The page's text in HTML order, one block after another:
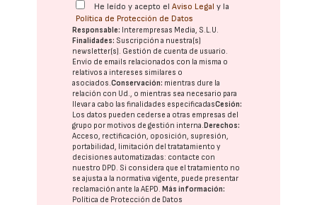
He leído y acepto elAviso Legal y la
Política de Protección de Datos
Responsable: Interempresas Media, S.L.U.
Finalidades: Suscripción a nuestra(s)
newsletter(s). Gestión de cuenta de usuario.
Envío de emails relacionados con la misma o
relativos a intereses similares o
asociados.Conservación: mientras dure la
relación con Ud., o mientras sea necesario para
llevar a cabo las finalidades especificadasCesión:
Los datos pueden cederse a otras empresas del
grupo por motivos de gestión interna.Derechos:
Acceso, rectificación, oposición, supresión,
portabilidad, limitación del tratatamiento y
decisiones automatizadas: contacte con
nuestro DPD. Si considera que el tratamiento no
se ajusta a la normativa vigente, puede presentar
reclamación ante laAEPD.Más información:
Política de Protección de Datos